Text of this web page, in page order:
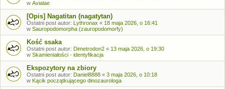
w Avialae
[Opis] Nagatitan (nagatytan)
Ostatni post autor: Lythronax « 18 maja 2026, o 16:41
w Sauropodomorpha (zauropodomorfy)
Kość ssaka
Ostatni post autor: Dimetrodon2 « 13 maja 2026, o 19:30
w Skamieniałości - identyfikacja
Ekspozytory na zbiory
Ostatni post autor: Daniel8888 « 3 maja 2026, o 10:18
w Kącik początkującego dinozaurologa